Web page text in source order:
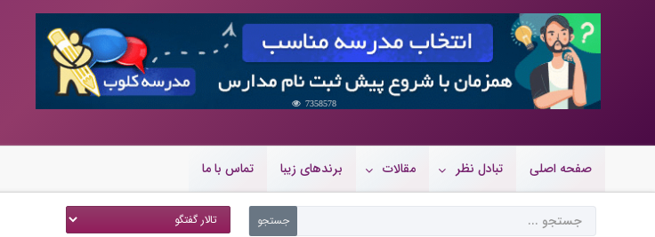
7358578
صفحه اصلی تبادل نظر مقالات برندهای زیبا تماس با ما